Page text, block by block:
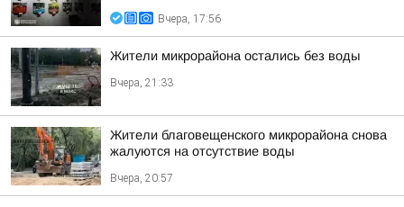
Вчера, 17:56
Жители микрорайона остались без воды
Вчера, 21:33
Жители благовещенского микрорайона снова
жалуются на отсутствие воды
Вчера, 20:57